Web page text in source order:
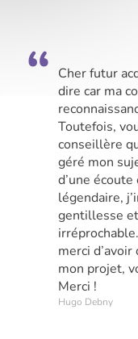
Cher futur
dire car ma
Toutefois,
conseillère
géré mon
d’une
légendaire,
gentillesse
merci
mon projet,
Merci !
Hugo Debny